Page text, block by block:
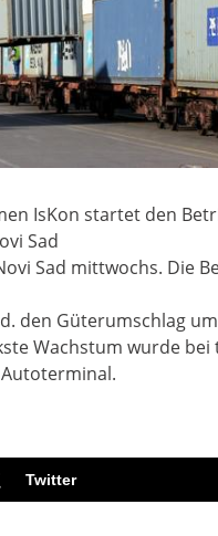
IsKon startet den
Sad
Sad mittwochs. Die
den Güterumschlag
Wachstum wurde bei
Twitter